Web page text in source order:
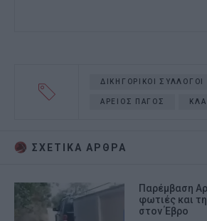
ΔΙΚΗΓΟΡΙΚΟΙ ΣΥΛΛΟΓΟΙ
ΑΡΕΙΟΣ ΠΑΓΟΣ
ΣΧΕΤΙΚA AΡΘΡΑ
Παρέμβαση
φωτιές και
στον Έβρο